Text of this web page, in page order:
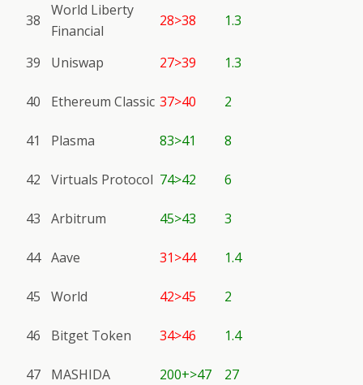
38
World Liberty
Financial
28>38 1.3
39 Uniswap 27>39 1.3
40 Ethereum Classic 37>40 2
41 Plasma 83>41 8
42 Virtuals Protocol 74>42 6
43 Arbitrum 45>43 3
44 Aave 31>44 1.4
45 World 42>45 2
46 Bitget Token 34>46 1.4
47 MASHIDA 200+>47 27